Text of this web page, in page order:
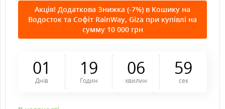
Акція! Додаткова Знижка (-7%) в Кошику на
Водосток та Софіт RainWay, Giza при купівлі на
сумму 10 000 грн
01
Днів
19
Годин
06
хвилин
59
сек